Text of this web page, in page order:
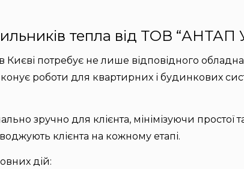
тепла від ТОВ “АНТАП
Києві потребує не лише відповідного
роботи для квартирних і будинкових
зручно для клієнта, мінімізуючи
клієнта на кожному етапі.
дій: